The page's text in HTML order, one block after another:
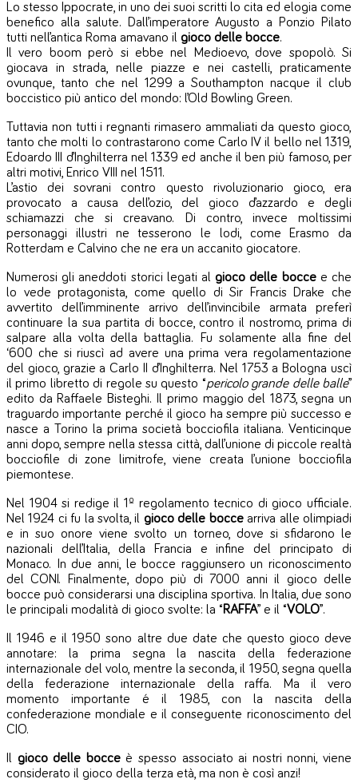
Lo stesso Ippocrate, in uno dei suoi scritti lo cita ed elogia come
benefico alla salute. Dall’imperatore Augusto a Ponzio Pilato
tutti nell’antica Roma amavano il gioco delle bocce.
Il vero boom però si ebbe nel Medioevo, dove spopolò. Si
giocava in strada, nelle piazze e nei castelli, praticamente
ovunque, tanto che nel 1299 a Southampton nacque il club
boccistico più antico del mondo: l’Old Bowling Green.
Tuttavia non tutti i regnanti rimasero ammaliati da questo gioco,
tanto che molti lo contrastarono come Carlo IV il bello nel 1319,
Edoardo III d’Inghilterra nel 1339 ed anche il ben più famoso, per
altri motivi, Enrico VIII nel 1511.
L’astio dei sovrani contro questo rivoluzionario gioco, era
provocato a causa dell’ozio, del gioco d’azzardo e degli
schiamazzi che si creavano. Di contro, invece moltissimi
personaggi illustri ne tesserono le lodi, come Erasmo da
Rotterdam e Calvino che ne era un accanito giocatore.
Numerosi gli aneddoti storici legati algioco delle boccee che
lo vede protagonista, come quello di Sir Francis Drake che
avvertito dell’imminente arrivo dell’invincibile armata preferì
continuare la sua partita di bocce, contro il nostromo, prima di
salpare alla volta della battaglia. Fu solamente alla fine del
‘600 che si riuscì ad avere una prima vera regolamentazione
del gioco, grazie a Carlo II d’Inghilterra. Nel 1753 a Bologna uscì
il primo libretto di regole su questo “pericolo grande delle balle”
edito da Raffaele Bisteghi. Il primo maggio del 1873, segna un
traguardo importante perché il gioco ha sempre più successo e
nasce a Torino la prima società bocciofila italiana. Venticinque
anni dopo, sempre nella stessa città, dall’unione di piccole realtà
bocciofile di zone limitrofe, viene creata l’unione bocciofila
piemontese.
Nel 1904 si redige il 1º regolamento tecnico di gioco ufficiale.
Nel 1924 ci fu la svolta, il gioco delle boccearriva alle olimpiadi
e in suo onore viene svolto un torneo, dove si sfidarono le
nazionali dell’Italia, della Francia e infine del principato di
Monaco. In due anni, le bocce raggiunsero un riconoscimento
del CONI. Finalmente, dopo più di 7000 anni il gioco delle
bocce può considerarsi una disciplina sportiva. In Italia, due sono
le principali modalità di gioco svolte: la “RAFFA” e il “VOLO”.
Il 1946 e il 1950 sono altre due date che questo gioco deve
annotare: la prima segna la nascita della federazione
internazionale del volo, mentre la seconda, il 1950, segna quella
della federazione internazionale della raffa. Ma il vero
momento importante é il 1985, con la nascita della
confederazione mondiale e il conseguente riconoscimento del
CIO.
Il gioco delle bocceè spesso associato ai nostri nonni, viene
considerato il gioco della terza età, ma non è così anzi!